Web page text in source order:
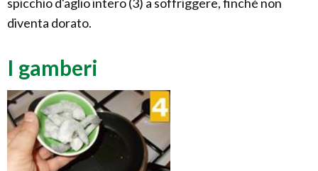
diventa dorato.
I gamberi